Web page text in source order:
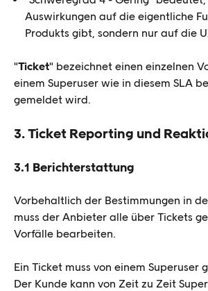
Auswirkungen auf die eigentliche
Produkts gibt, sondern nur auf die
"Ticket" bezeichnet einen einzelnen
einem Superuser wie in diesem SLA
gemeldet wird.
3. Ticket Reporting und
3.1 Berichterstattung
Vorbehaltlich der Bestimmungen in
muss der Anbieter alle über Tickets
Vorfälle bearbeiten.
Ein Ticket muss von einem Superuser
Der Kunde kann von Zeit zu Zeit